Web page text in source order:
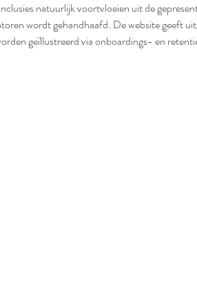
natuurlijk voortvloeien uit de
wordt gehandhaafd. De website geeft
geïllustreerd via onboardings- en